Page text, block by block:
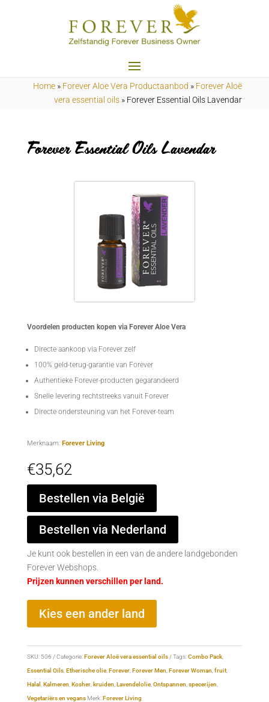
Home » Forever Aloe Vera Productaanbod » Forever Aloë
vera essential oils » Forever Essential Oils Lavendar
Forever Essential Oils Lavendar
Voordelen producten kopen via Forever Aloe Vera
Directe aankoop via Forever zelf
100% geld-terug-garantie van Forever
Authentieke Forever-producten gegarandeerd
Snelle levering rechtstreeks vanuit Forever
Directe ondersteuning van het Forever-team
Merknaam: Forever Living
€35,62
Bestellen via België
Bestellen via Nederland
Je kunt ook bestellen in een van de andere landgebonden
Forever Webshops.
Prijzen kunnen verschillen per land.
Kies een ander land
SKU: 506 Categorie:Forever Aloë vera essential oils Tags:Combo Pack,
Essential Oils, Etherische olie, Forever, Forever Men Forever Woman fruit,
Halal Kalmeren Kosher, kruiden Lavendelolie, Ontspannen specerijen
Vegetariërs en vegans Merk:Forever Living